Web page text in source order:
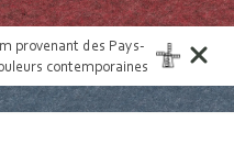
provenant des Pays-
contemporaines